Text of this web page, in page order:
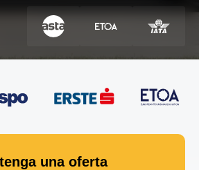
una oferta